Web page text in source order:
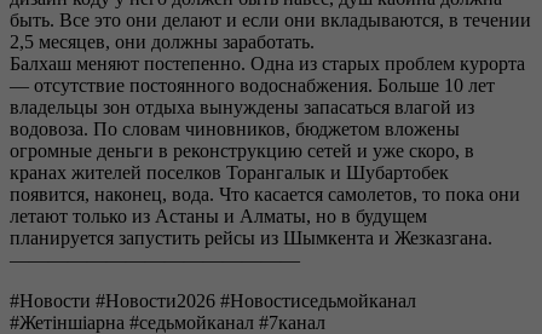
быть. Все это они делают и если они вкладываются, в течении
2,5 месяцев, они должны заработать.
Балхаш меняют постепенно. Одна из старых проблем курорта
— отсутствие постоянного водоснабжения. Больше 10 лет
владельцы зон отдыха вынуждены запасаться влагой из
водовоза. По словам чиновников, бюджетом вложены
огромные деньги в реконструкцию сетей и уже скоро, в
кранах жителей поселков Торангалык и Шубартобек
появится, наконец, вода. Что касается самолетов, то пока они
летают только из Астаны и Алматы, но в будущем
планируется запустить рейсы из Шымкента и Жезказгана.
———————————————
#Новости #Новости2026 #Новостиседьмойканал
#Жетіншіарна #седьмойканал #7канал